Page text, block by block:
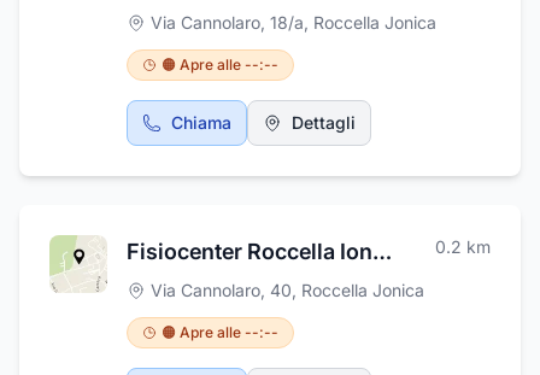
della boutique, che dal dal 1980 ha creato la
sua attività, un'elegante boutique per
consentire alle sue clienti di scegliere,
creando un look unico. Abiti alta moda donna,
da cerimonia, personalizzati, borse e
accessori a vostra disposizione.
Via Cannolaro, 18/a, Roccella Jonica
🟠 Apre alle --:--
Chiama Dettagli
Fisiocenter Roccella Ionica 0.2 km
Via Cannolaro, 40, Roccella Jonica
🟠 Apre alle --:--